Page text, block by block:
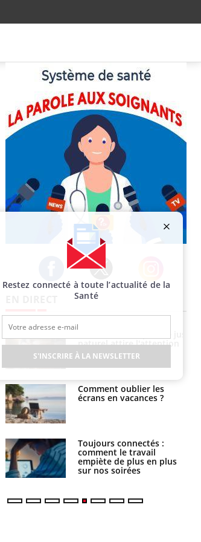
Facebook Twitter Instagram
stratégie simple aurait
changé la donne au Pays
basque
Chikungunya, dengue,
West Nile : que se passe-
Les médicaments GLP-1
protègent-ils aussi les os
?
Restez connecté à toute l’actualité de la
Santé
S'INSCRIRE À LA NEWSLETTER